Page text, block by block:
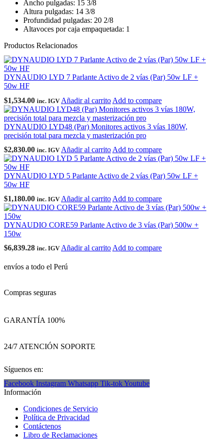
Ancho pulgadas: 15 3/8
Altura pulgadas: 14 3/8
Profundidad pulgadas: 20 2/8
Altavoces por caja empaquetada: 1
Productos Relacionados
DYNAUDIO LYD 7 Parlante Activo de 2 vías (Par) 50w LF +
50w HF
$1,534.00 inc. IGV Añadir al carrito Add to compare
DYNAUDIO LYD48 (Par) Monitores activos 3 vías 180W,
precisión total para mezcla y masterización pro
$2,830.00 inc. IGV Añadir al carrito Add to compare
DYNAUDIO LYD 5 Parlante Activo de 2 vías (Par) 50w LF +
50w HF
$1,180.00 inc. IGV Añadir al carrito Add to compare
DYNAUDIO CORE59 Parlante Activo de 3 vías (Par) 500w +
150w
$6,839.28 inc. IGV Añadir al carrito Add to compare
envíos a todo el Perú
Compras seguras
GARANTÍA 100%
24/7 ATENCIÓN SOPORTE
Síguenos en:
Facebook Instagram Whatsapp Tik-tokYoutube
Información
Condiciones de Servicio
Política de Privacidad
Contáctenos
Libro de Reclamaciones